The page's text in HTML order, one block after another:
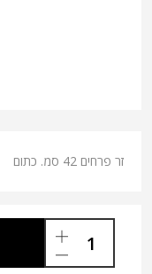
זר פרחים 42 סמ. כתום